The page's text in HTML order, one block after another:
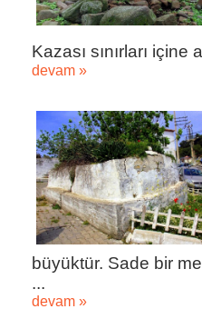
Kazası sınırları içine
devam »
büyüktür. Sade bir
...
devam »